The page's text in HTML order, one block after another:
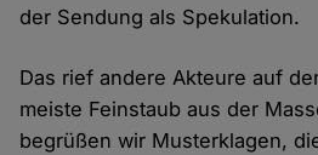
der Sendung als Spekulation.
Das rief andere Akteure auf
meiste Feinstaub aus der
begrüßen wir Musterklagen,